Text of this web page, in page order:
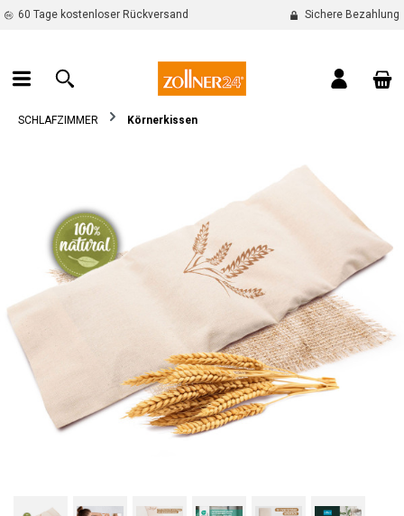
springen
60 Tage kostenloser Rückversand Sichere Bezahlung
SCHLAFZIMMER Körnerkissen